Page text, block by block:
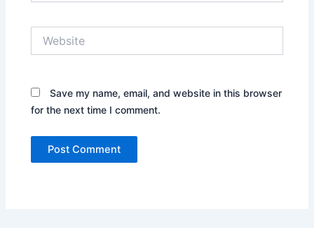
Save my name, email, and website in this browser
for the next time I comment.